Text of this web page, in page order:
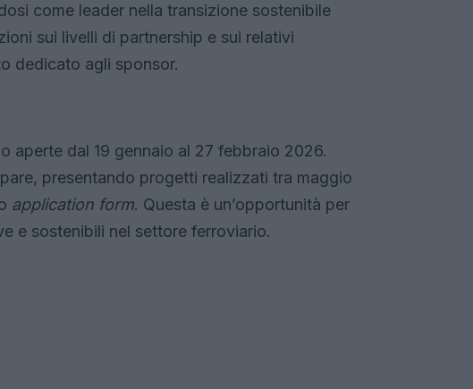
come leader nella transizione sostenibile
sui livelli di partnership e sui relativi
dedicato agli sponsor.
aperte dal 19 gennaio al 27 febbraio 2026.
presentando progetti realizzati tra maggio
application form. Questa è un’opportunità per
e sostenibili nel settore ferroviario.